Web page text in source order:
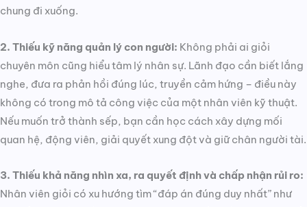
chung đi xuống.
2. Thiếu kỹ năng quản lý con người: Không phải ai giỏi
chuyên môn cũng hiểu tâm lý nhân sự. Lãnh đạo cần biết lắng
nghe, đưa ra phản hồi đúng lúc, truyền cảm hứng – điều này
không có trong mô tả công việc của một nhân viên kỹ thuật.
Nếu muốn trở thành sếp, bạn cần học cách xây dựng mối
quan hệ, động viên, giải quyết xung đột và giữ chân người tài.
3. Thiếu khả năng nhìn xa, ra quyết định và chấp nhận rủi ro:
Nhân viên giỏi có xu hướng tìm “đáp án đúng duy nhất” như